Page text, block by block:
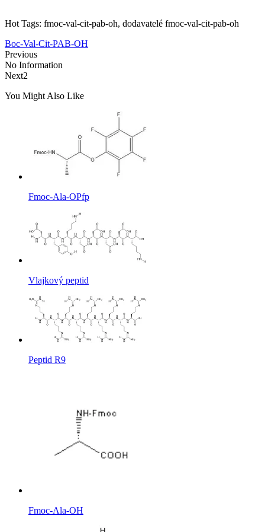
Hot Tags: fmoc-val-cit-pab-oh, dodavatelé fmoc-val-cit-pab-oh
Boc-Val-Cit-PAB-OH
Previous
No Information
Next2
You Might Also Like
Fmoc-Ala-OPfp
Vlajkový peptid
Peptid R9
Fmoc-Ala-OH